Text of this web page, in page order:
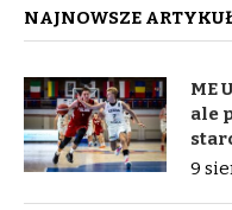
NAJNOWSZE
ME
ale
9